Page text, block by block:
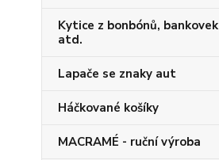
Kytice z bonbónů, bankovek
atd.
Lapače se znaky aut
Háčkované košíky
MACRAMÉ - ruční výroba